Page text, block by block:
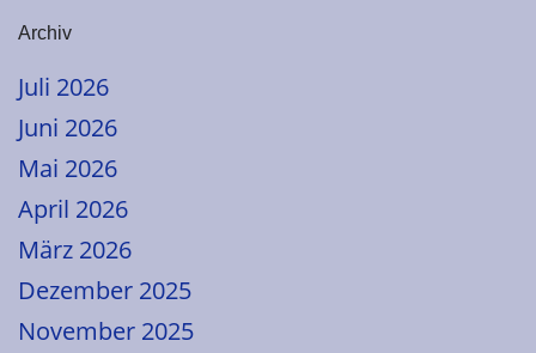
Archiv
Juli 2026
Juni 2026
Mai 2026
April 2026
März 2026
Dezember 2025
November 2025